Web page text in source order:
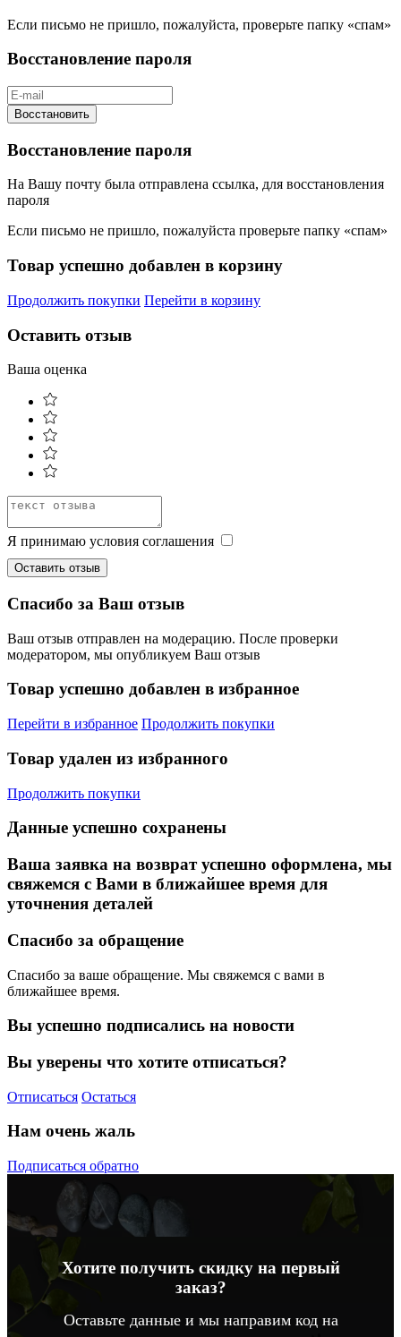
Если письмо не пришло, пожалуйста, проверьте папку «спам»
Восстановление пароля
Восстановить
Восстановление пароля
На Вашу почту была отправлена ссылка, для восстановления
пароля
Если письмо не пришло, пожалуйста проверьте папку «спам»
Товар успешно добавлен в корзину
Продолжить покупки Перейти в корзину
Оставить отзыв
Ваша оценка
Я принимаю условия соглашения
Оставить отзыв
Спасибо за Ваш отзыв
Ваш отзыв отправлен на модерацию. После проверки
модератором, мы опубликуем Ваш отзыв
Товар успешно добавлен в избранное
Перейти в избранное Продолжить покупки
Товар удален из избранного
Продолжить покупки
Данные успешно сохранены
Ваша заявка на возврат успешно оформлена, мы
свяжемся с Вами в ближайшее время для
уточнения деталей
Спасибо за обращение
Спасибо за ваше обращение. Мы свяжемся с вами в
ближайшее время.
Вы успешно подписались на новости
Вы уверены что хотите отписаться?
Отписаться Остаться
Нам очень жаль
Подписаться обратно
Хотите получить скидку на первый
заказ?
Оставьте данные и мы направим код на